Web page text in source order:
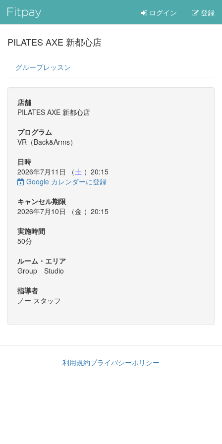
ログイン 登録
PILATES AXE 新都心店
グループレッスン
店舗
PILATES AXE 新都心店
プログラム
VR（Back&Arms）
日時
2026年7月11日 （土 ）20:15
Google カレンダーに登録
キャンセル期限
2026年7月10日 （金 ）20:15
実施時間
50分
ルーム・エリア
Group Studio
指導者
ノー スタッフ
利用規約プライバシーポリシー